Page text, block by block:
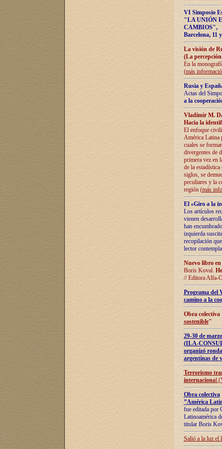
VI Simposio
"LA UNIÓN
CAMBIOS",
Barcelona, 11
La visión de
(La
En la
(más
Rusia y
Actas del
a la
Vladímir M.
Hacia la
El enfoque
América Latina
cuales se
divergentes de
primera vez en
de la
siglos, se
peculiares y la
región (más
El «Giro a la
Los artículos
vienen
han
izquierda
recopilación
lector
Nuevo libro
Boris Koval.
// Editora Alfa-
Programa del
camino a la
Obra
sostenible"
29-30 de
(ILA-
organizó
argentinas de
Terrorismo
internacional
Obra colectiva
”América
fue editada por
Latinoamérica
titular Boris
Salió a la luz el